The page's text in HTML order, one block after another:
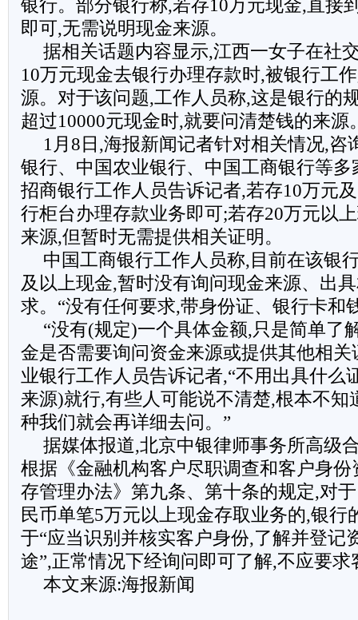
银行。部分银行称,若存10万元现金,直接
即可,无需说明现金来源。
据相关话题内容显示,江西一女子在社
10万元现金去银行办理存款时,被银行工
源。对于该问题,工作人员称,这是银行的
超过10000元现金时,就要问清楚钱的来源
1月8日,海报新闻记者针对相关情况,咨
银行、中国农业银行、中国工商银行等
招商银行工作人员告诉记者,若存10万元
行柜台办理存款业务即可;若存20万元以
来源,但暂时无需提供相关证明。
中国工商银行工作人员称,目前在该银
及以上现金,暂时没有询问现金来源、出
求。“没有任何要求,带身份证、银行卡和
“没有(规定)一个具体金额,只是简单了
金是否需要询问资金来源或提供其他相
业银行工作人员告诉记者,“不用出具什么
来源)就行,有些人可能说不清楚,根本不知
种我们就会再详细去问。”
据媒体报道,北京中银律师事务所高级
根据《金融机构客户尽职调查和客户身
存管理办法》第九条、第十条的规定,对
民币单笔5万元以上现金存取业务的,银行
于“应当识别并核实客户身份,了解并登记
途”,正常情况下经询问即可了解,不应要
本文来源:海报新闻